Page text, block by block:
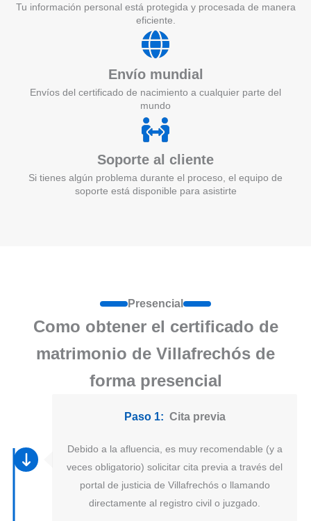
Tu información personal está protegida y procesada de manera
eficiente.
Envío mundial
Envíos del certificado de nacimiento a cualquier parte del
mundo
Soporte al cliente
Si tienes algún problema durante el proceso, el equipo de
soporte está disponible para asistirte
Presencial
Como obtener el certificado de
matrimonio de Villafrechós de
forma presencial
Paso 1: Cita previa
Debido a la afluencia, es muy recomendable (y a
veces obligatorio) solicitar cita previa a través del
portal de justicia de Villafrechós o llamando
directamente al registro civil o juzgado.